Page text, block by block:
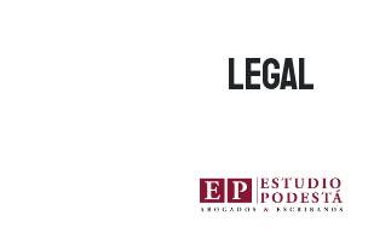
Legal